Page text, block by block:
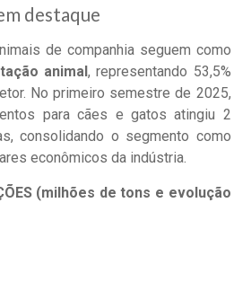
destaque
de companhia seguem como
animal, representando 53,5%
No primeiro semestre de 2025,
para cães e gatos atingiu 2
consolidando o segmento como
econômicos da indústria.
(milhões de tons e evolução